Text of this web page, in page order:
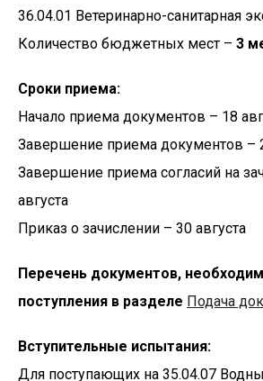
36.04.01 Ветеринарно-санитарная
Количество бюджетных мест – 3
Сроки приема:
Начало приема документов – 18
Завершение приема документов –
Завершение приема согласий на
августа
Приказ о зачислении – 30 августа
Перечень документов,
поступления в разделе Подача
Вступительные испытания:
Для поступающих на 35.04.07